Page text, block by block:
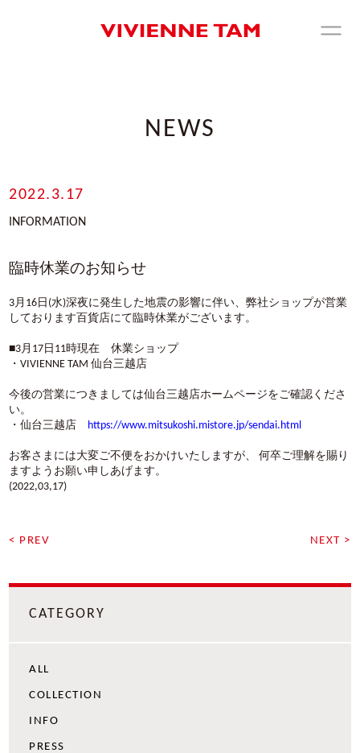
NEWS
2022.3.17
INFORMATION
臨時休業のお知らせ
3月16日(水)深夜に発生した地震の影響に伴い、弊社ショップが営業
しております百貨店にて臨時休業がございます。
■3月17日11時現在 休業ショップ
・VIVIENNE TAM 仙台三越店
今後の営業につきましては仙台三越店ホームページをご確認くださ
い。
・仙台三越店 https://www.mitsukoshi.mistore.jp/sendai.html
お客さまには大変ご不便をおかけいたしますが、 何卒ご理解を賜り
ますようお願い申しあげます。
(2022,03,17)
< PREV NEXT >
CATEGORY
ALL
COLLECTION
INFO
PRESS